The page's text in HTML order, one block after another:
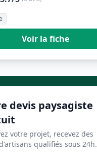
Voir la fiche
devis paysagiste
votre projet, recevez des
qualifiés sous 24h.